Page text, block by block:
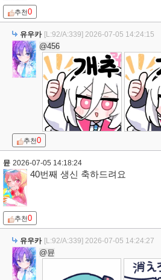
추천0
유우카 [L:92/A:339] 2026-07-05 14:24:15
@456
추천0
뮨 2026-07-05 14:18:24
40번째 생신 축하드려요
추천0
유우카 [L:92/A:339] 2026-07-05 14:24:27
@뮨